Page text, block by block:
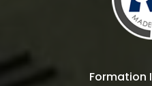
Formation